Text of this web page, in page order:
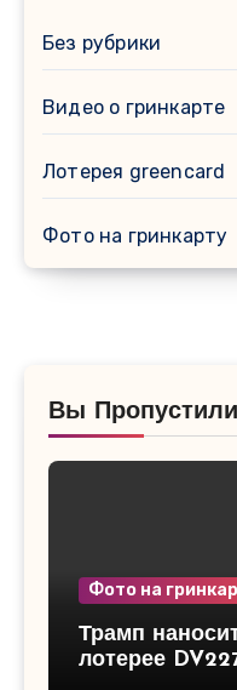
Без рубрики
Видео о гринкарте
Лотерея greencard
Фото на гринкарту
Вы Пропустили
Фото на
Трамп
лотерее